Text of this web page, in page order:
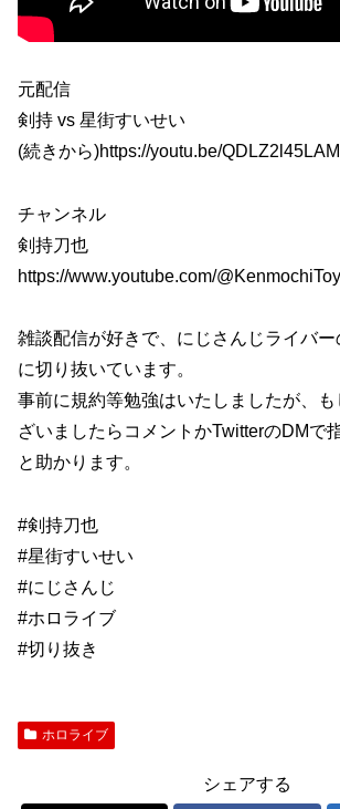
元配信
剣持 vs 星街すいせい
(続きから)https://youtu.be/
チャンネル
剣持刀也
https://www.youtube.com/
雑談配信が好きで、にじさんじライバ
に切り抜いています。
事前に規約等勉強はいたしましたが、
ざいましたらコメントかTwitterのDMで
と助かります。
#剣持刀也
#星街すいせい
#にじさんじ
#ホロライブ
#切り抜き
ホロライブ
シェアする